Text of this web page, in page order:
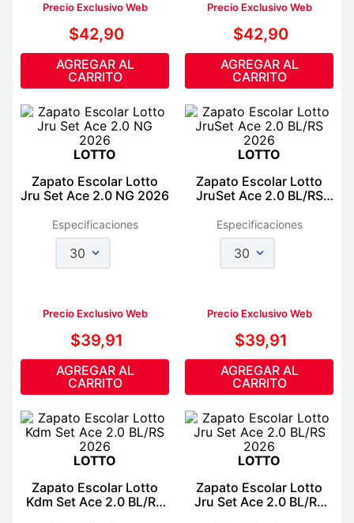
Precio Exclusivo Web
$42,90
AGREGAR AL
CARRITO
Precio Exclusivo Web
$42,90
AGREGAR AL
CARRITO
LOTTO
Zapato Escolar Lotto
Jru Set Ace 2.0 NG 2026
Especificaciones
30
Precio Exclusivo Web
$39,91
AGREGAR AL
CARRITO
LOTTO
Zapato Escolar Lotto
JruSet Ace 2.0 BL/RS
Especificaciones
30
Precio Exclusivo Web
$39,91
AGREGAR AL
CARRITO
LOTTO
Zapato Escolar Lotto
Kdm Set Ace 2.0 BL/RS
LOTTO
Zapato Escolar Lotto
Jru Set Ace 2.0 BL/RS